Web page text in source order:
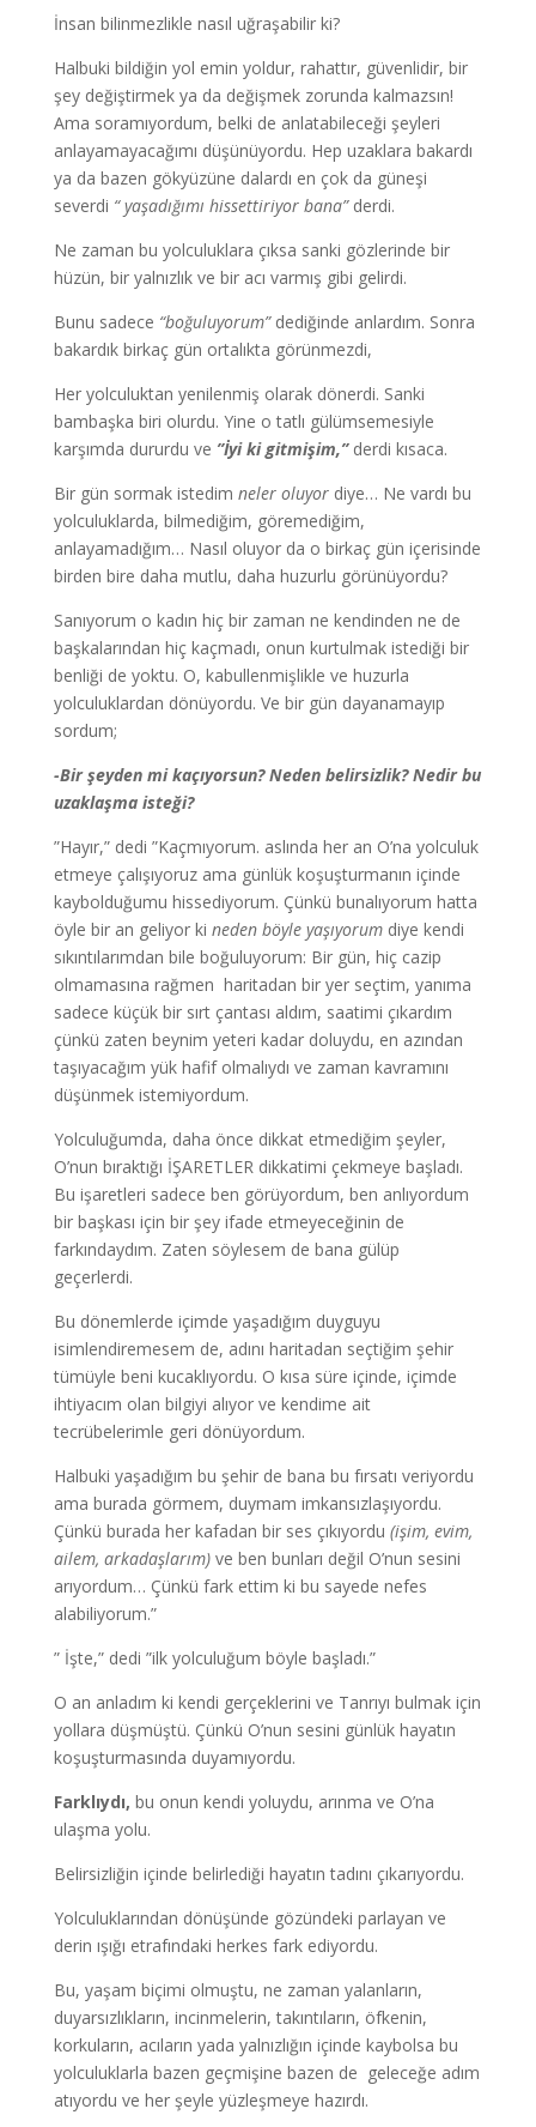
İnsan bilinmezlikle nasıl uğraşabilir ki?
Halbuki bildiğin yol emin yoldur, rahattır, güvenlidir, bir
şey değiştirmek ya da değişmek zorunda kalmazsın!
Ama soramıyordum, belki de anlatabileceği şeyleri
anlayamayacağımı düşünüyordu. Hep uzaklara bakardı
ya da bazen gökyüzüne dalardı en çok da güneşi
severdi “ yaşadığımı hissettiriyor bana”derdi.
Ne zaman bu yolculuklara çıksa sanki gözlerinde bir
hüzün, bir yalnızlık ve bir acı varmış gibi gelirdi.
Bunu sadece “boğuluyorum”dediğinde anlardım. Sonra
bakardık birkaç gün ortalıkta görünmezdi,
Her yolculuktan yenilenmiş olarak dönerdi. Sanki
bambaşka biri olurdu. Yine o tatlı gülümsemesiyle
karşımda dururdu ve ”İyi ki gitmişim,”derdi kısaca.
Bir gün sormak istedim neler oluyordiye… Ne vardı bu
yolculuklarda, bilmediğim, göremediğim,
anlayamadığım… Nasıl oluyor da o birkaç gün içerisinde
birden bire daha mutlu, daha huzurlu görünüyordu?
Sanıyorum o kadın hiç bir zaman ne kendinden ne de
başkalarından hiç kaçmadı, onun kurtulmak istediği bir
benliği de yoktu. O, kabullenmişlikle ve huzurla
yolculuklardan dönüyordu. Ve bir gün dayanamayıp
sordum;
-Bir şeyden mi kaçıyorsun? Neden belirsizlik? Nedir bu
uzaklaşma isteği?
”Hayır,” dedi ”Kaçmıyorum. aslında her an O’na yolculuk
etmeye çalışıyoruz ama günlük koşuşturmanın içinde
kaybolduğumu hissediyorum. Çünkü bunalıyorum hatta
öyle bir an geliyor ki neden böyle yaşıyorum diye kendi
sıkıntılarımdan bile boğuluyorum: Bir gün, hiç cazip
olmamasına rağmen haritadan bir yer seçtim, yanıma
sadece küçük bir sırt çantası aldım, saatimi çıkardım
çünkü zaten beynim yeteri kadar doluydu, en azından
taşıyacağım yük hafif olmalıydı ve zaman kavramını
düşünmek istemiyordum.
Yolculuğumda, daha önce dikkat etmediğim şeyler,
O’nun bıraktığı İŞARETLER dikkatimi çekmeye başladı.
Bu işaretleri sadece ben görüyordum, ben anlıyordum
bir başkası için bir şey ifade etmeyeceğinin de
farkındaydım. Zaten söylesem de bana gülüp
geçerlerdi.
Bu dönemlerde içimde yaşadığım duyguyu
isimlendiremesem de, adını haritadan seçtiğim şehir
tümüyle beni kucaklıyordu. O kısa süre içinde, içimde
ihtiyacım olan bilgiyi alıyor ve kendime ait
tecrübelerimle geri dönüyordum.
Halbuki yaşadığım bu şehir de bana bu fırsatı veriyordu
ama burada görmem, duymam imkansızlaşıyordu.
Çünkü burada her kafadan bir ses çıkıyordu (işim, evim,
ailem, arkadaşlarım)ve ben bunları değil O’nun sesini
arıyordum… Çünkü fark ettim ki bu sayede nefes
alabiliyorum.”
” İşte,” dedi ”ilk yolculuğum böyle başladı.”
O an anladım ki kendi gerçeklerini ve Tanrıyı bulmak için
yollara düşmüştü. Çünkü O’nun sesini günlük hayatın
koşuşturmasında duyamıyordu.
Farklıydı, bu onun kendi yoluydu, arınma ve O’na
ulaşma yolu.
Belirsizliğin içinde belirlediği hayatın tadını çıkarıyordu.
Yolculuklarından dönüşünde gözündeki parlayan ve
derin ışığı etrafındaki herkes fark ediyordu.
Bu, yaşam biçimi olmuştu, ne zaman yalanların,
duyarsızlıkların, incinmelerin, takıntıların, öfkenin,
korkuların, acıların yada yalnızlığın içinde kaybolsa bu
yolculuklarla bazen geçmişine bazen de geleceğe adım
atıyordu ve her şeyle yüzleşmeye hazırdı.